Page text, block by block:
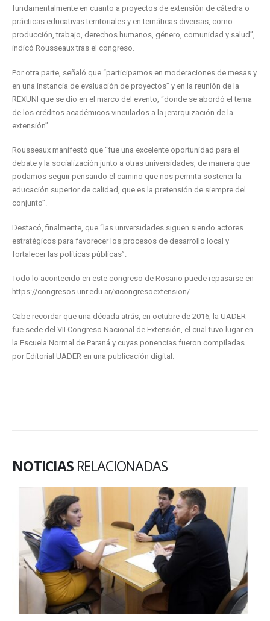
fundamentalmente en cuanto a proyectos de extensión de cátedra o
prácticas educativas territoriales y en temáticas diversas, como
producción, trabajo, derechos humanos, género, comunidad y salud”,
indicó Rousseaux tras el congreso.
Por otra parte, señaló que “participamos en moderaciones de mesas y
en una instancia de evaluación de proyectos” y en la reunión de la
REXUNI que se dio en el marco del evento, “donde se abordó el tema
de los créditos académicos vinculados a la jerarquización de la
extensión”.
Rousseaux manifestó que “fue una excelente oportunidad para el
debate y la socialización junto a otras universidades, de manera que
podamos seguir pensando el camino que nos permita sostener la
educación superior de calidad, que es la pretensión de siempre del
conjunto”.
Destacó, finalmente, que “las universidades siguen siendo actores
estratégicos para favorecer los procesos de desarrollo local y
fortalecer las políticas públicas”.
Todo lo acontecido en este congreso de Rosario puede repasarse en
https://congresos.unr.edu.ar/xicongresoextension/
Cabe recordar que una década atrás, en octubre de 2016, la UADER
fue sede del VII Congreso Nacional de Extensión, el cual tuvo lugar en
la Escuela Normal de Paraná y cuyas ponencias fueron compiladas
por Editorial UADER en una publicación digital.
NOTICIAS RELACIONADAS